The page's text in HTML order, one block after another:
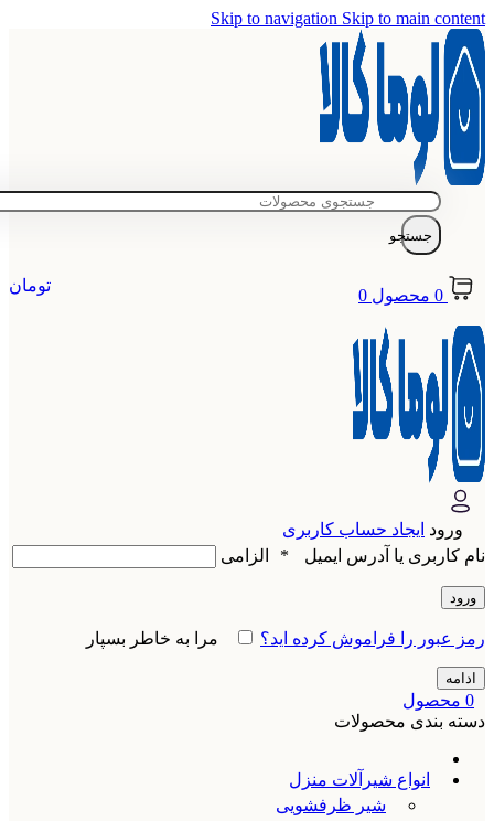
Skip to navigation Skip to main content
جستجو
0 محصول 0
تومان
ورود ایجاد حساب کاربری
نام کاربری یا آدرس ایمیل
* الزامی
ورود
رمز عبور را فراموش کرده اید؟ مرا به خاطر بسپار
ادامه
0 محصول
دسته بندی محصولات
انواع شیرآلات منزل
شیر ظرفشویی